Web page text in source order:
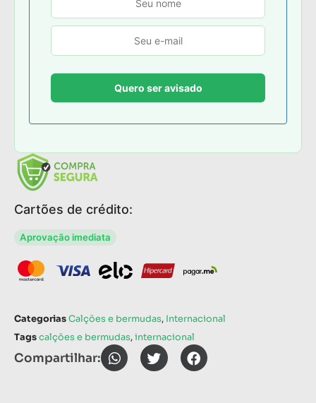
Cartões de crédito:
Aprovação imediata
CategoriasCalções e bermudas, Internacional
Tagscalções e bermudas,internacional
Compartilhar: